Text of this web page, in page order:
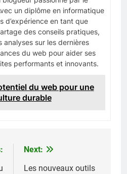
un diplôme en informatique
d’expérience en tant que
des conseils pratiques,
analyses sur les dernières
du web pour aider ses
performants et innovants.
du web pour une
durable
Next:
Les nouveaux outils